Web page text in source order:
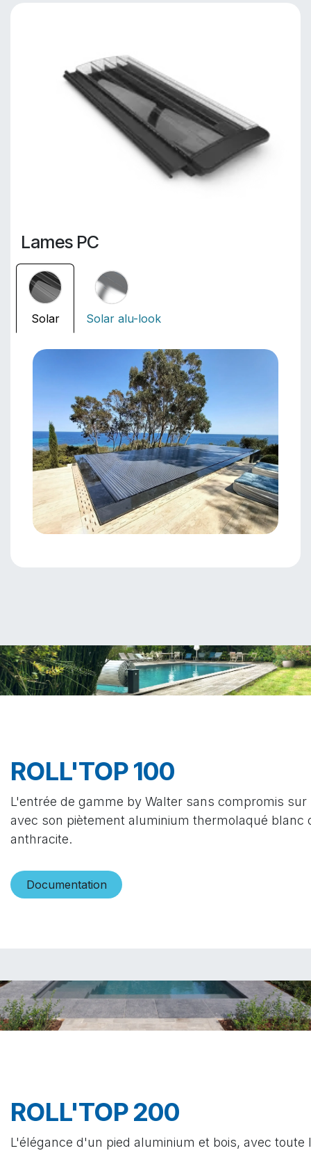
Lames PC
Solar Solar alu-look
ROLL'TOP 100
L'entrée de gamme by Walter sans compromis sur
avec son piètement aluminium thermolaqué blanc
anthracite.
Documentatio​​n
ROLL'TOP 200
L'élégance d'un pied aluminium et bois, avec toute